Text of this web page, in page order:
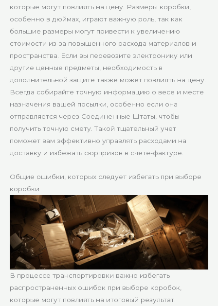
которые могут повлиять на цену. Размеры коробки,
особенно в дюймах, играют важную роль, так как
большие размеры могут привести к увеличению
стоимости из-за повышенного расхода материалов и
пространства. Если вы перевозите электронику или
другие ценные предметы, необходимость в
дополнительной защите также может повлиять на цену.
Всегда собирайте точную информацию о весе и месте
назначения вашей посылки, особенно если она
отправляется через Соединенные Штаты, чтобы
получить точную смету. Такой тщательный учет
поможет вам эффективно управлять расходами на
доставку и избежать сюрпризов в счете-фактуре.
Общие ошибки, которых следует избегать при выборе
коробки
В процессе транспортировки важно избегать
распространенных ошибок при выборе коробок,
которые могут повлиять на итоговый результат.